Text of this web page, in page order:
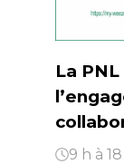
La
9 h à